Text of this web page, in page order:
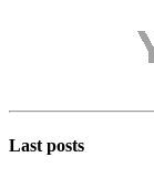
Last posts